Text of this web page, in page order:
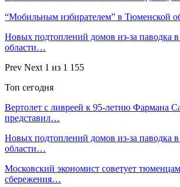
“Мобильным избирателем” в Тюменской
Новых подтоплений домов из-за паводка
области…
Prev Next 1 из 1 155
Топ сегодня
Вертолет с ливреей к 95-летию Фармана
представил…
Новых подтоплений домов из-за паводка
области…
Московский экономист советует
сбережения…